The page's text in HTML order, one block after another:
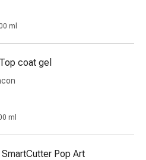
ml
Top coat gel
ml
SmartCutter Pop Art